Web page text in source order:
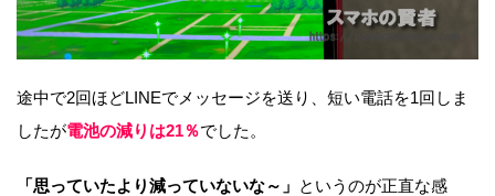
途中で2回ほどLINEでメッセージを送り、短い電話を1回しま
したが電池の減りは21％でした。
「思っていたより減っていないな～」 というのが正直な感